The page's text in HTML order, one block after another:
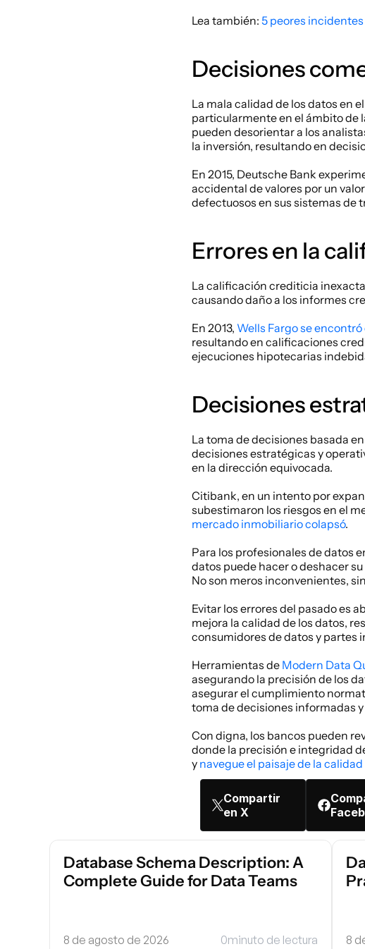
Lea también: 5 peores
Decisiones
La mala calidad de los datos en
particularmente en el ámbito de
pueden desorientar a los
la inversión, resultando en
En 2015, Deutsche Bank
accidental de valores por un
defectuosos en sus sistemas de
Errores en la
La calificación crediticia
causando daño a los informes
En 2013, Wells Fargo se
resultando en calificaciones
ejecuciones hipotecarias
Decisiones
La toma de decisiones basada
decisiones estratégicas y
en la dirección equivocada.
Citibank, en un intento por
subestimaron los riesgos en el
mercado inmobiliario colapsó.
Para los profesionales de datos
datos puede hacer o deshacer
No son meros inconvenientes,
Evitar los errores del pasado es
mejora la calidad de los datos,
consumidores de datos y partes
Herramientas de Modern Data
asegurando la precisión de los
asegurar el cumplimiento
toma de decisiones informadas
Con digna, los bancos pueden
donde la precisión e integridad
y navegue el paisaje de la
Compartir
en X
Database Schema Description: A
Complete Guide for Data Teams
8 de agosto de 2026 0minuto de lectura 8